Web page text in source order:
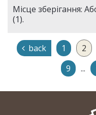
Місце зберігання:
(1).
back 1 2
9
...